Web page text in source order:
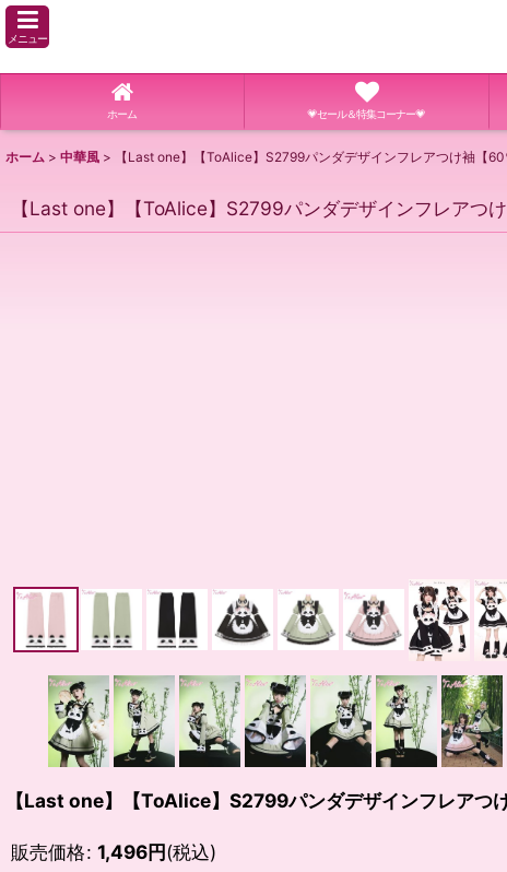
メニュー
ホーム 💗セール＆特集コーナー💗
ホーム > 中華風 > 【Last one】【ToAlice】S2799パンダデザインフレアつけ袖【60
【Last one】【ToAlice】S2799パンダデザインフレアつけ
【Last one】【ToAlice】S2799パンダデザインフレアつ
販売価格: 1,496円(税込)